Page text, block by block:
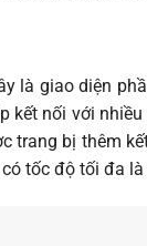
là giao diện
nối với
trang bị thêm
có tốc độ tối đa là